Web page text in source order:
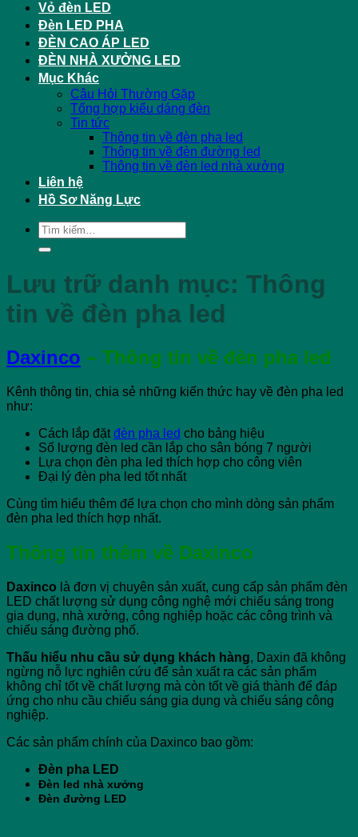
Vỏ đèn LED
Đèn LED PHA
ĐÈN CAO ÁP LED
ĐÈN NHÀ XƯỞNG LED
Mục Khác
Câu Hỏi Thường Gặp
Tổng hợp kiểu dáng đèn
Tin tức
Thông tin về đèn pha led
Thông tin về đèn đường led
Thông tin về đèn led nhà xưởng
Liên hệ
Hồ Sơ Năng Lực
Tìm
kiếm:
Lưu trữ danh mục: Thông
tin về đèn pha led
Daxinco – Thông tin về đèn pha led
Kênh thông tin, chia sẻ những kiến thức hay về đèn pha led
như:
Cách lắp đặt đèn pha led cho bảng hiệu
Số lượng đèn led cần lắp cho sân bóng 7 người
Lựa chọn đèn pha led thích hợp cho công viên
Đại lý đèn pha led tốt nhất
Cùng tìm hiểu thêm để lựa chọn cho mình dòng sản phẩm
đèn pha led thích hợp nhất.
Thông tin thêm về Daxinco
Daxinco là đơn vị chuyên sản xuất, cung cấp sản phẩm đèn
LED chất lượng sử dụng công nghệ mới chiếu sáng trong
gia dụng, nhà xưởng, công nghiệp hoặc các công trình và
chiếu sáng đường phố.
Thấu hiểu nhu cầu sử dụng khách hàng, Daxin đã không
ngừng nỗ lực nghiên cứu để sản xuất ra các sản phẩm
không chỉ tốt về chất lượng mà còn tốt về giá thành để đáp
ứng cho nhu cầu chiếu sáng gia dụng và chiếu sáng công
nghiệp.
Các sản phẩm chính của Daxinco bao gồm:
Đèn pha LED
Đèn led nhà xưởng
Đèn đường LED